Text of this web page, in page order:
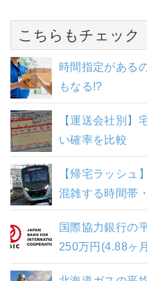
こちらもチェック
時間指定がある
もなる!?
【運送会社別】
い確率を比較
【帰宅ラッシュ
混雑する時間帯
国際協力銀行の
250万円(4.88ヶ